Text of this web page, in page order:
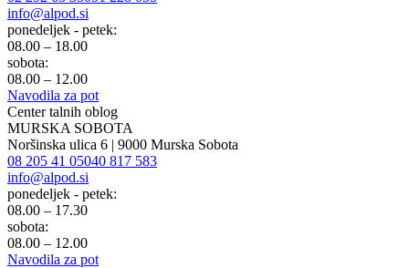
info@alpod.si
ponedeljek - petek:
08.00 – 18.00
sobota:
08.00 – 12.00
Navodila za pot
Center talnih oblog
MURSKA SOBOTA
Noršinska ulica 6 | 9000 Murska Sobota
08 205 41 05040 817 583
info@alpod.si
ponedeljek - petek:
08.00 – 17.30
sobota:
08.00 – 12.00
Navodila za pot